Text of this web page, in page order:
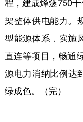
架整体供电能力。
型能源体系，实施
直连等项目，畅通
源电力消纳比例达
绿成色。（完）